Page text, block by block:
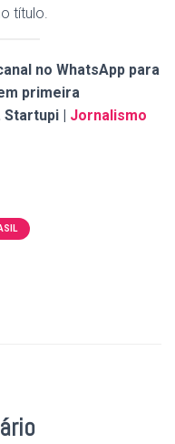
título.
no WhatsApp para
primeira
Startupi | Jornalismo